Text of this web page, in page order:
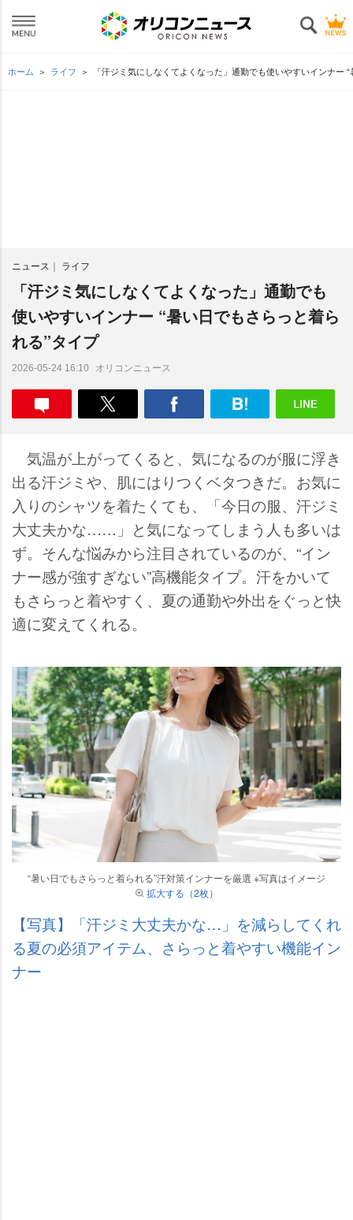
ホーム ライフ 「汗ジミ気にしなくてよくなった」通勤でも使いやすいインナー
ニュース ライフ
「汗ジミ気にしなくてよくなった」通勤でも
使いやすいインナー “暑い日でもさらっと着ら
れる”タイプ
2026-05-24 16:10 オリコンニュース
気温が上がってくると、気になるのが服に浮き
出る汗ジミや、肌にはりつくベタつきだ。お気に
入りのシャツを着たくても、「今日の服、汗ジミ
大丈夫かな……」と気になってしまう人も多いは
ず。そんな悩みから注目されているのが、“イン
ナー感が強すぎない”高機能タイプ。汗をかいて
もさらっと着やすく、夏の通勤や外出をぐっと快
適に変えてくれる。
“暑い日でもさらっと着られる”汗対策インナーを厳選 ※写真はイメージ
拡大する（2枚）
【写真】「汗ジミ大丈夫かな…」を減らしてくれ
る夏の必須アイテム、さらっと着やすい機能イン
ナー